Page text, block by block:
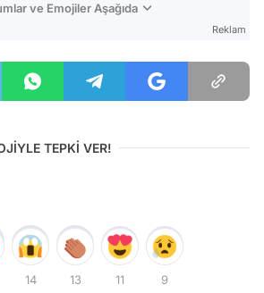
ve Emojiler Aşağıda
Reklam
TEPKİ VER!
14 13 11 9